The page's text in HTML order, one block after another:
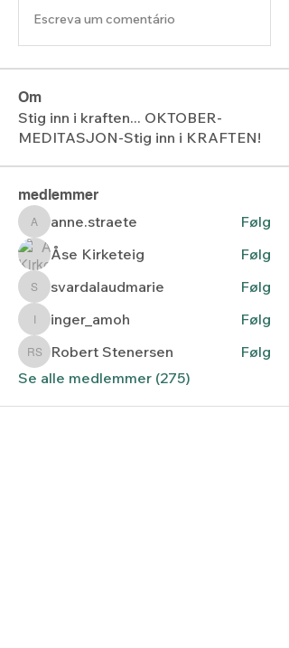
Escreva um comentário
Om
Stig inn i kraften... OKTOBER-
MEDITASJON-Stig inn i KRAFTEN!
medlemmer
anne.straete
anne.straete
Følg
Åse Kirketeig
Følg
svardalaudmarie
svardalaudmarie Følg
inger_amoh
inger_amoh Følg
Robert Stenersen
Robert Stenersen
Følg
Se alle medlemmer (275)